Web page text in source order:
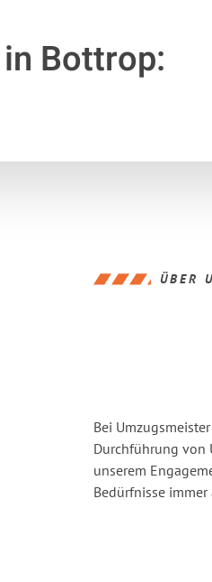
in Bottrop:
ÜBER
Bei
Durchführung von
unserem
Bedürfnisse